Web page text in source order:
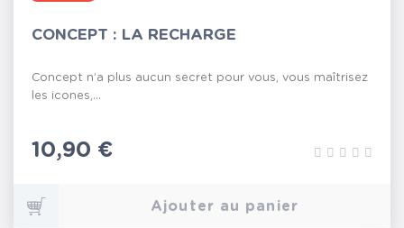
CONCEPT : LA RECHARGE
Concept n’a plus aucun secret pour vous, vous maîtrisez
les icones,...
Prix
10,90 €
Ajouter au panier